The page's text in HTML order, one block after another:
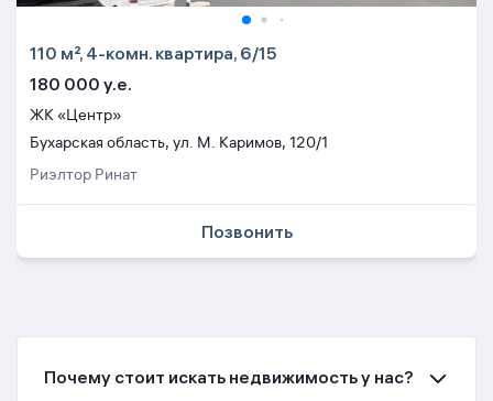
110 м², 4-комн. квартира, 6/15
180 000 y.e.
ЖК «Центр»
Бухарская область, ул. М. Каримов, 120/1
Риэлтор Ринат
Позвонить
Почему стоит искать недвижимость у нас?